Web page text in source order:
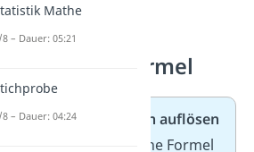
zur 2.
Formel
1/2:
Klammern auflösen
Wende die 2. binomische Formel
Mathe
– Dauer: 05:21
– Dauer: 04:24